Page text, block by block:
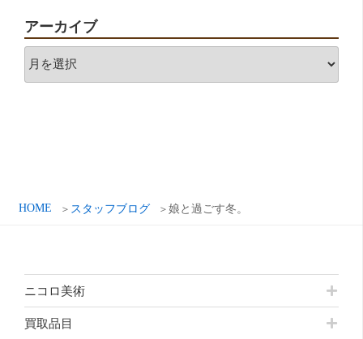
HOME スタッフブログ 娘と過ごす冬。
アーカイブ
ア
ニコロ美術
買取品目